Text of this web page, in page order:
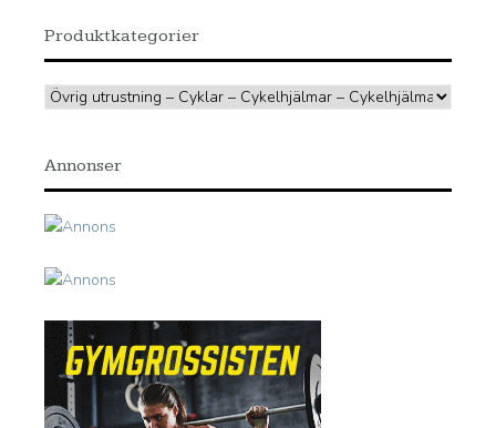
Produktkategorier
Annonser